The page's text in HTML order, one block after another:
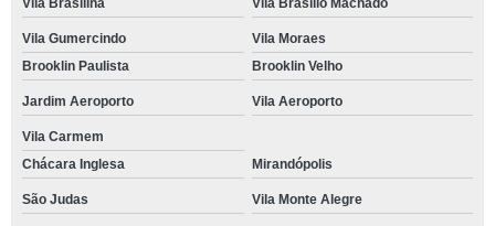
Vila Brasilina Vila Brasílio Machado
Vila Gumercindo
Vila Moraes
Brooklin Paulista
Brooklin Velho
Jardim Aeroporto Vila Aeroporto
Vila Carmem
Chácara Inglesa
Mirandópolis
São Judas Vila Monte Alegre